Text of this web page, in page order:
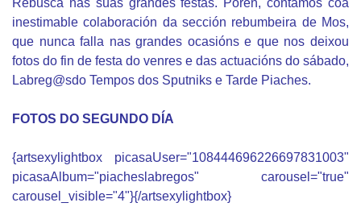
inestimable colaboración da sección rebumbeira de Mos,
que nunca falla nas grandes ocasións e que nos deixou
fotos do fin de festa do venres e das actuacións do sábado,
Labreg@sdo Tempos dos Sputniks e Tarde Piaches.
FOTOS DO SEGUNDO DÍA
{artsexylightbox picasaUser="108444696226697831003"
picasaAlbum="piacheslabregos" carousel="true"
carousel_visible="4"}{/artsexylightbox}